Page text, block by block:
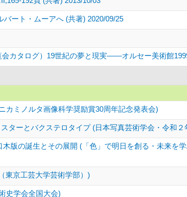
ート・ムーアへ (共著) 2020/09/25
カタログ）19世紀の夢と現実――オルセー美術館
カミノルタ画像科学奨励賞30周年記念発表会)
ターとバクステロタイプ (日本写真芸術学会・令和２
版の誕生とその展開 (「色」で明日を創る・未来を
東京工芸大学芸術学部）)
史学会全国大会)